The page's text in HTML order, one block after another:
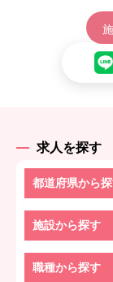
求人を探す
都道府県から
施設から探す
職種から探す